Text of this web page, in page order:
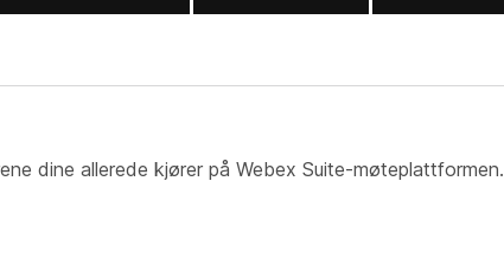
dine allerede kjører på Webex Suite-møteplattformen.